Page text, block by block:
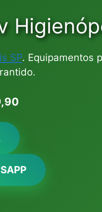
SP. Equipamentos